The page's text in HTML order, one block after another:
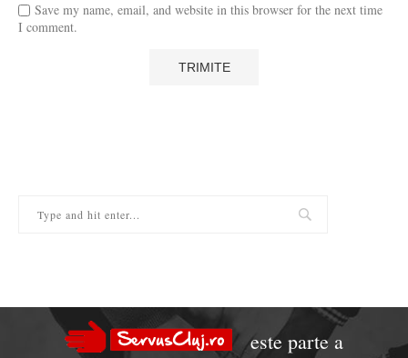
Save my name, email, and website in this browser for the next time
I comment.
este parte a